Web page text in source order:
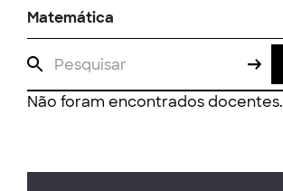
Matemática
Não foram encontrados docentes.